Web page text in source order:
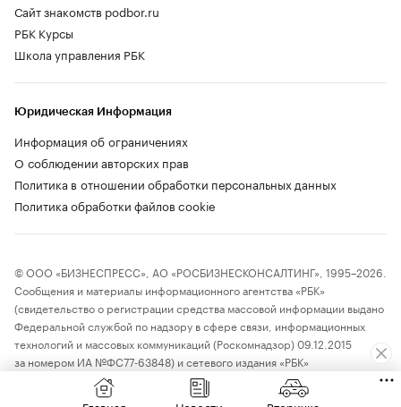
Сайт знакомств podbor.ru
РБК Курсы
Школа управления РБК
Юридическая Информация
Информация об ограничениях
О соблюдении авторских прав
Политика в отношении обработки персональных данных
Политика обработки файлов cookie
© ООО «БИЗНЕСПРЕСС», АО «РОСБИЗНЕСКОНСАЛТИНГ», 1995–2026.
Сообщения и материалы информационного агентства «РБК»
(свидетельство о регистрации средства массовой информации выдано
Федеральной службой по надзору в сфере связи, информационных
технологий и массовых коммуникаций (Роскомнадзор) 09.12.2015
за номером ИА №ФС77-63848) и сетевого издания «РБК»
(свидетельство о регистрации средства массовой информации выдано
Федеральной службой по надзору в сфере связи, информационных